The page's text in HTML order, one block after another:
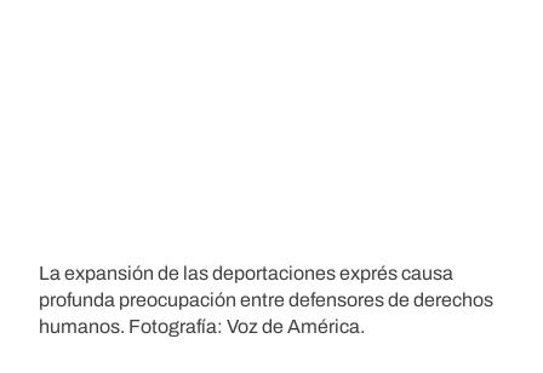
La expansión de las deportaciones exprés causa
profunda preocupación entre defensores de derechos
humanos. Fotografía: Voz de América.